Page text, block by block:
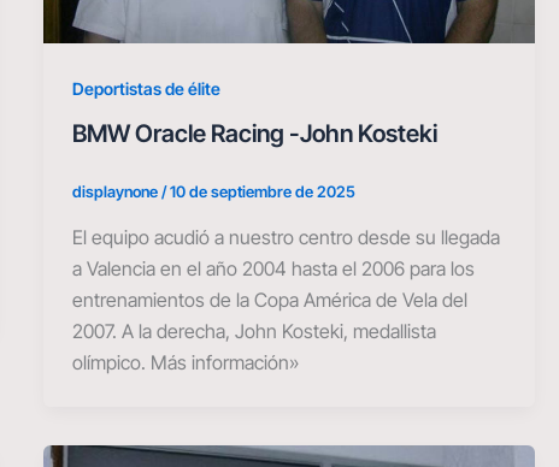
Deportistas de élite
BMW Oracle Racing -John Kosteki
displaynone/10 de septiembre de 2025
El equipo acudió a nuestro centro desde su llegada
a Valencia en el año 2004 hasta el 2006 para los
entrenamientos de la Copa América de Vela del
2007. A la derecha, John Kosteki, medallista
olímpico. Más información»